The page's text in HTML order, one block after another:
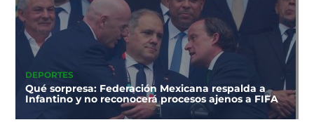
DEPORTES
Qué sorpresa: Federación Mexicana respalda a
Infantino y no reconocerá procesos ajenos a FIFA